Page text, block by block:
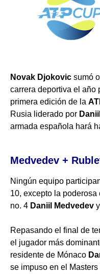
Novak Djokovic sumó
carrera deportiva el año
primera edición de la
Rusia liderado por
armada española hará
Medvedev +
Ningún equipo
10, excepto la poderosa
no. 4 Daniil Medvedev
Repasando el final de
el jugador más
residente de Mónaco
se impuso en el